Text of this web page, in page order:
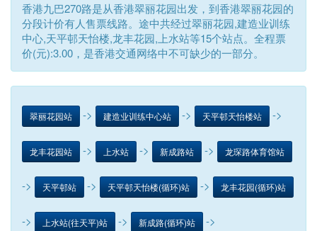
香港九巴270路是从香港翠丽花园出发，到香港翠丽花园的
分段计价有人售票线路。途中共经过翠丽花园,建造业训练
中心,天平邨天怡楼,龙丰花园,上水站等15个站点。全程票
价(元):3.00，是香港交通网络中不可缺少的一部分。
翠丽花园站 -> 建造业训练中心站 -> 天平邨天怡楼站 ->
龙丰花园站 -> 上水站 -> 新成路站 -> 龙琛路体育馆站
-> 天平邨站 -> 天平邨天怡楼(循环)站 -> 龙丰花园(循环)站
-> 上水站(往天平)站 -> 新成路(循环)站 ->